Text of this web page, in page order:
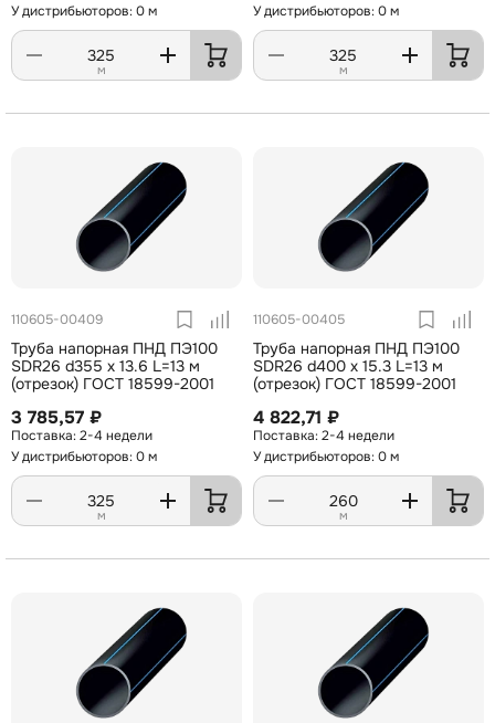
У дистрибьюторов: 0 м
м
У дистрибьюторов: 0 м
м
110605-00409
Труба напорная ПНД ПЭ100
SDR26 d355 х 13.6 L=13 м
(отрезок) ГОСТ 18599-2001
3 785,57 ₽
2-4 недели
У дистрибьюторов: 0 м
м
110605-00405
Труба напорная ПНД ПЭ100
SDR26 d400 х 15.3 L=13 м
(отрезок) ГОСТ 18599-2001
4 822,71 ₽
2-4 недели
У дистрибьюторов: 0 м
м